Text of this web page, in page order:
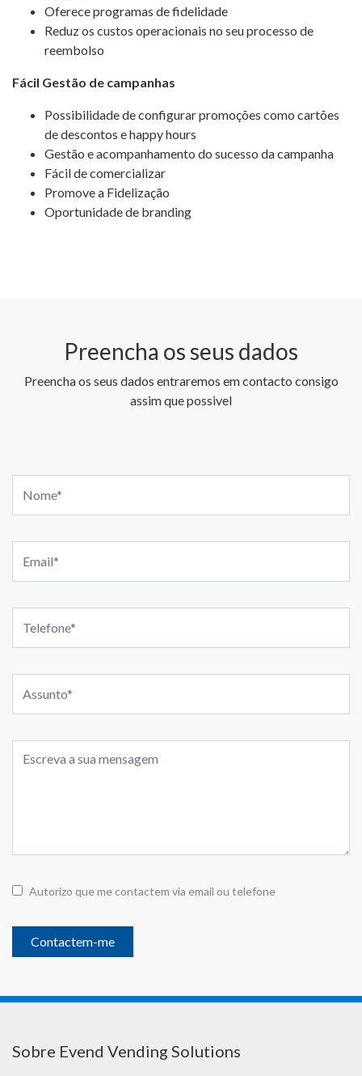
Oferece programas de fidelidade
Reduz os custos operacionais no seu processo de
reembolso
Fácil Gestão de campanhas
Possibilidade de configurar promoções como cartões
de descontos e happy hours
Gestão e acompanhamento do sucesso da campanha
Fácil de comercializar
Promove a Fidelização
Oportunidade de branding
Preencha os seus dados
Preencha os seus dados entraremos em contacto consigo
assim que possivel
Autorizo que me contactem via email ou telefone
Contactem-me
Sobre Evend Vending Solutions